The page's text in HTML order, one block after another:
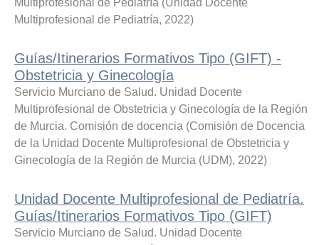
Multiprofesional de Pediatría (Unidad Docente
Multiprofesional de Pediatría, 2022)
Guías/Itinerarios Formativos Tipo (GIFT) -
Obstetricia y Ginecología
Servicio Murciano de Salud. Unidad Docente
Multiprofesional de Obstetricia y Ginecología de la Región
de Murcia. Comisión de docencia (Comisión de Docencia
de la Unidad Docente Multiprofesional de Obstetricia y
Ginecología de la Región de Murcia (UDM), 2022)
Unidad Docente Multiprofesional de Pediatría.
Guías/Itinerarios Formativos Tipo (GIFT)
Servicio Murciano de Salud. Unidad Docente